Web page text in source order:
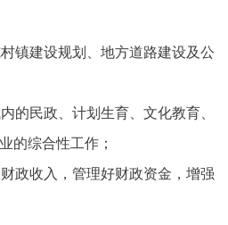
镇建设规划、地方道路建设及公
的民政、计划生育、文化教育、
的综合性工作；
政收入，管理好财政资金，增强